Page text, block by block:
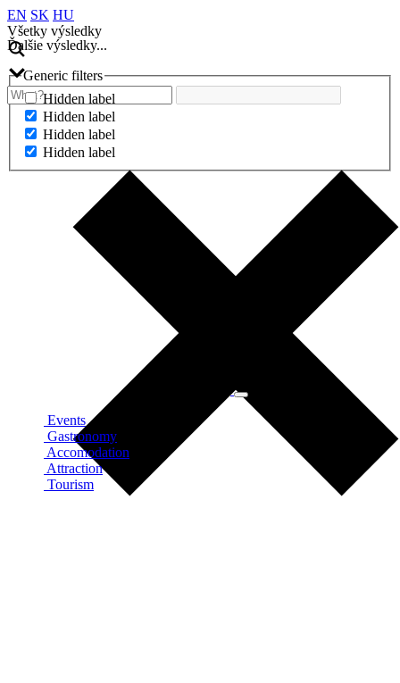
EN SK HU
Všetky výsledky
Ďalšie výsledky...
Generic filters
Hidden label
Hidden label
Hidden label
Hidden label
Events
Gastronomy
Accomodation
Attraction
Tourism